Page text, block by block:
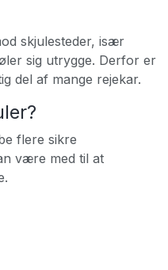
skjulesteder, især
sig utrygge. Derfor er
del af mange rejekar.
flere sikre
være med til at